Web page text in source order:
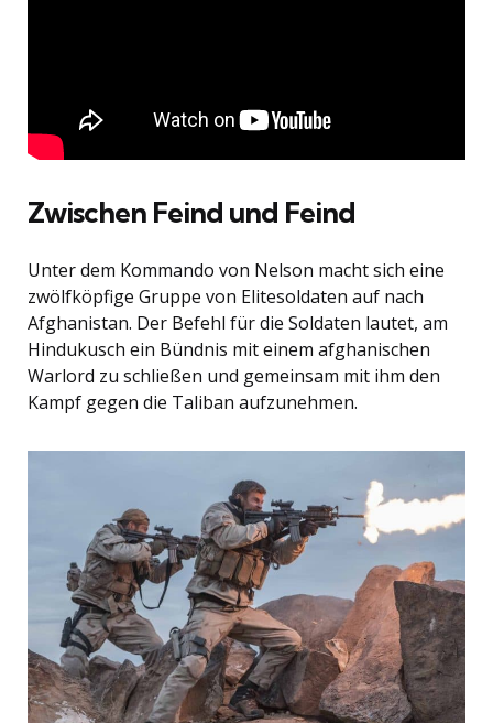
Zwischen Feind und Feind
Unter dem Kommando von Nelson macht sich eine
zwölfköpfige Gruppe von Elitesoldaten auf nach
Afghanistan. Der Befehl für die Soldaten lautet, am
Hindukusch ein Bündnis mit einem afghanischen
Warlord zu schließen und gemeinsam mit ihm den
Kampf gegen die Taliban aufzunehmen.